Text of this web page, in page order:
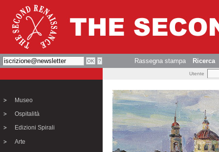
Rassegna stampa Ricerca
Utente
Museo
Ospitalità
Edizioni Spirali
Arte